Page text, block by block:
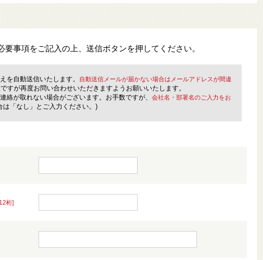
事項をご記入の上、送信ボタンを押してください。
を自動送信いたします。
自動送信メールが届かない場合はメールアドレスが間違
すが再度お問い合わせいただきますようお願いいたします。
絡が取れない場合がございます。お手数ですが、 会社名・部署名のご入力をお
は「なし」とご入力ください。)
桁]